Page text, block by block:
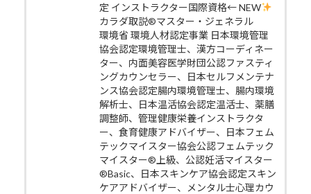
定 インストラクター国際資格← NEW
カラダ取説®マスター・ジェネラル
環境省 環境人材認定事業 日本環境管理
協会認定環境管理士、漢方コーディネー
ター、内面美容医学財団公認ファスティ
ングカウンセラー、日本セルフメンテナ
ンス協会認定腸内環境管理士、腸内環境
解析士、日本温活協会認定温活士、薬膳
調整師、管理健康栄養インストラクタ
ー、食育健康アドバイザー、日本フェム
テックマイスター協会公認フェムテック
マイスター®上級、公認妊活マイスター
®Basic、日本スキンケア協会認定スキン
ケアアドバイザー、メンタル士心理カウ